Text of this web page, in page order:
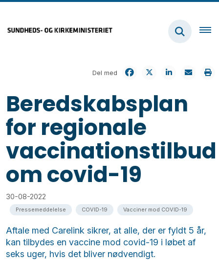
Del med
Beredskabsplan
for regionale
vaccinationstilbud
om covid-19
30-08-2022
Pressemeddelelse COVID-19 Vacciner mod COVID-19
Aftale med Carelink sikrer, at alle, der er fyldt 5 år,
kan tilbydes en vaccine mod covid-19 i løbet af
seks uger, hvis det bliver nødvendigt.